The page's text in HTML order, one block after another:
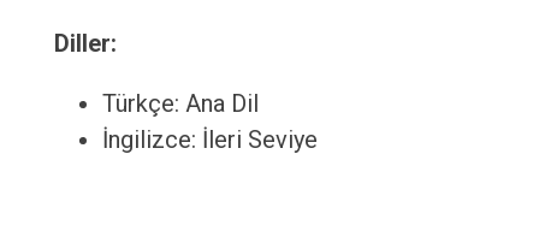
Diller:
Türkçe: Ana Dil
İngilizce: İleri Seviye